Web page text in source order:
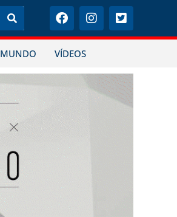
MUNDO VÍDEOS